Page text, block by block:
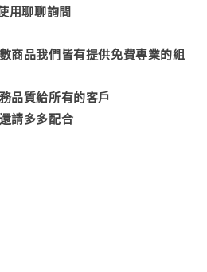
用聊聊詢問
商品我們皆有提供免費專業的組
品質給所有的客戶
請多多配合